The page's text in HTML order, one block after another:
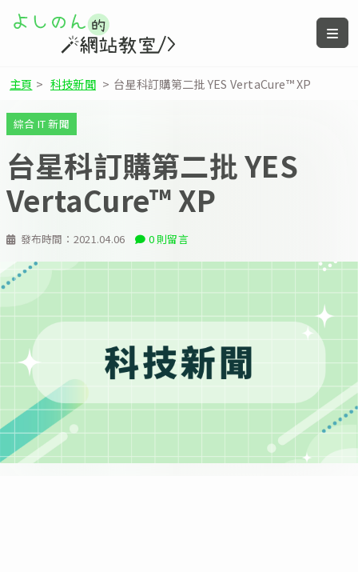
主頁 > 科技新聞 > 台星科訂購第二批 YES VertaCure™ XP
發布時間： 2021.04.06 0 則留言
綜合 IT 新聞
台星科訂購第二批 YES
VertaCure™ XP